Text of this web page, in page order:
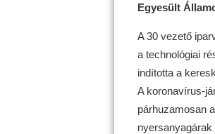
Egyesült
A 30 vezető
a technológiai
indította a
A koronavírus-
párhuzamosan